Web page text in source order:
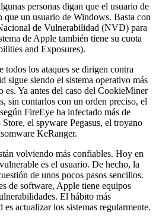
personas digan que el usuario de
que un usuario de Windows. Basta con
de Vulnerabilidad (NVD) para
de Apple también tiene su cuota
and Exposures).
todos los ataques se dirigen contra
sigue siendo el sistema operativo más
es. Ya antes del caso del CookieMiner
sin contarlos con un orden preciso, el
FireEye ha infectado más de
el spyware Pegasus, el troyano
KeRanger.
volviendo más confiables. Hoy en
es el usuario. De hecho, la
de unos pocos pasos sencillos.
de software, Apple tiene equipos
El hábito más
actualizar los sistemas regularmente.